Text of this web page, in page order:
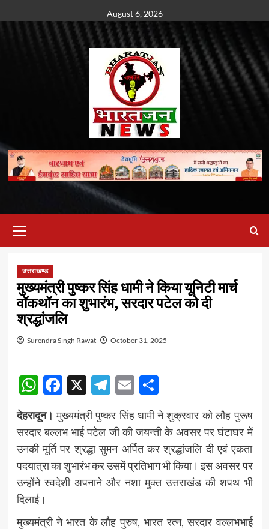
to
August 6, 2026
Menu
उत्तराखण्ड
मुख्यमंत्री पुष्कर सिंह धामी ने किया यूनिटी मार्च
वॉकथॉन का शुभारंभ, सरदार पटेल को दी
श्रद्धांजलि
Surendra Singh Rawat October 31, 2025
WhatsApp
Facebook
X Telegram
EmailShare
देहरादून। मुख्यमंत्री पुष्कर सिंह धामी ने शुक्रवार को लौह पुरूष
सरदार बल्लभ भाई पटेल जी की जयन्ती के अवसर पर घंटाघर में
उनकी मूर्ति पर श्रद्धा सुमन अर्पित कर श्रद्धांजलि दी एवं एकता
पदयात्रा का शुभारंभ कर उसमें प्रतिभाग भी किया। इस अवसर पर
उन्होंने स्वदेशी अपनाने और नशा मुक्त उत्तराखंड की शपथ भी
दिलाई।
मुख्यमंत्री ने भारत के लौह पुरुष, भारत रत्न, सरदार वल्लभभाई